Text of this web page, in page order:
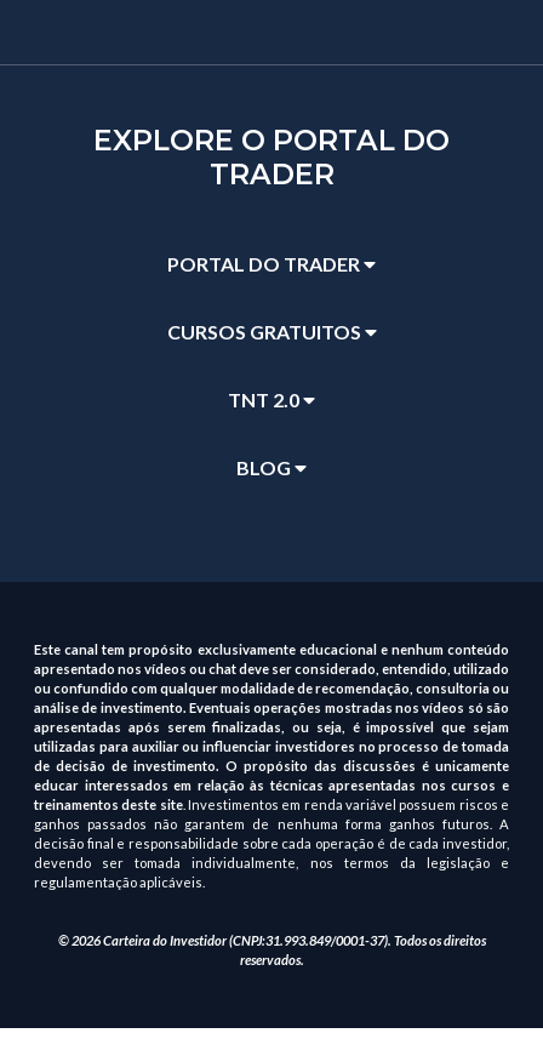
EXPLORE O PORTAL DO
TRADER
PORTAL DO TRADER
CURSOS GRATUITOS
TNT 2.0
BLOG
Este canal tem propósito exclusivamente educacional e nenhum conteúdo
apresentado nos vídeos ou chat deve ser considerado, entendido, utilizado
ou confundido com qualquer modalidade de recomendação, consultoria ou
análise de investimento. Eventuais operações mostradas nos vídeos só são
apresentadas após serem finalizadas, ou seja, é impossível que sejam
utilizadas para auxiliar ou influenciar investidores no processo de tomada
de decisão de investimento. O propósito das discussões é unicamente
educar interessados em relação às técnicas apresentadas nos cursos e
treinamentos deste site. Investimentos em renda variável possuem riscos e
ganhos passados não garantem de nenhuma forma ganhos futuros. A
decisão final e responsabilidade sobre cada operação é de cada investidor,
devendo ser tomada individualmente, nos termos da legislação e
regulamentação aplicáveis.
© 2026 Carteira do Investidor (CNPJ:31.993.849/0001-37). Todos os direitos
reservados.